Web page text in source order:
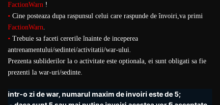
FactionWarn !
• Cine posteaza dupa raspunsul celui care raspunde de învoiri,va primi
FactionWarn
• Trebuie sa faceti cererile înainte de inceperea
antrenamentului/sedintei/activitatii/war-ului.
Prezenta subliderilor la o activitate este optionala, ei sunt obligati sa fie
prezenti la war-uri/sedinte.
intr-o zi de war, numarul maxim de invoiri este de 5;